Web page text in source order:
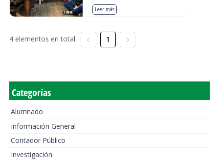
Leer más
4 elementos en total: 1
Categorías
Alumnado
Información General
Contador Público
Investigación